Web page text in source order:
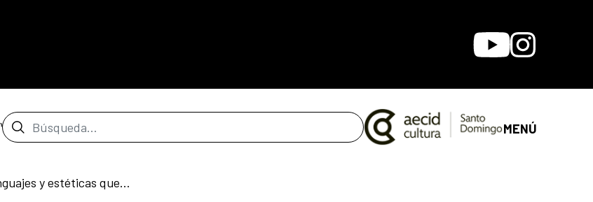
YoutubeInstagram
Barra de búsqueda MENÚ
Conferencia «Lenguajes y estéticas que acercan»